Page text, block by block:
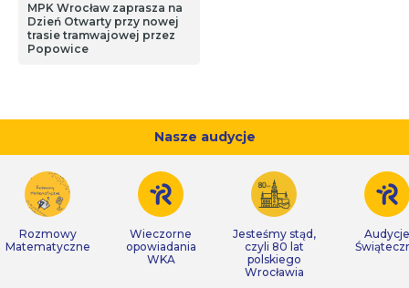
MPK Wrocław zaprasza na
Dzień Otwarty przy nowej
trasie tramwajowej przez
Popowice
Nasze audycje
Rozmowy
Matematyczne
Wieczorne
opowiadania
WKA
Jesteśmy stąd,
czyli 80 lat
polskiego
Wrocławia
Audycje